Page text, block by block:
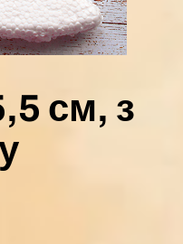
см, з